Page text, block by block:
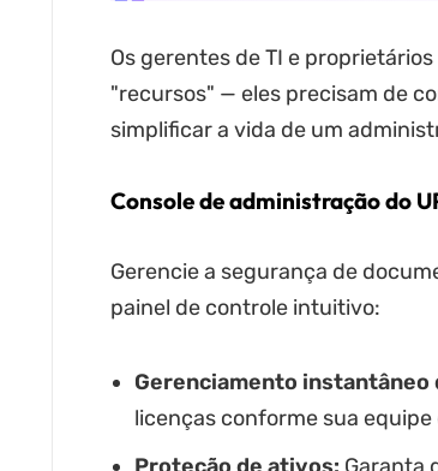
Os gerentes de TI e
"recursos" — eles precisam de
simplificar a vida de um
Console de administração do
Gerencie a segurança de
painel de controle intuitivo:
Gerenciamento instantâneo
licenças conforme sua equipe